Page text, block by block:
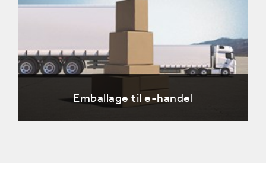
Emballage til e-handel